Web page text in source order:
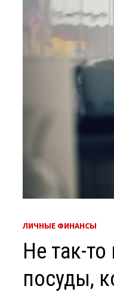
ЛИЧНЫЕ ФИНАНСЫ
Не так-
посуды,